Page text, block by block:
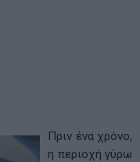
Πριν ένα χρόνο,
η περιοχή γύρω